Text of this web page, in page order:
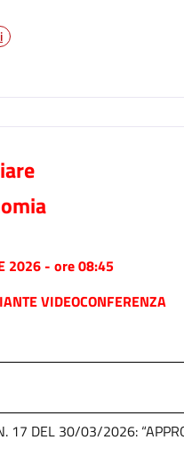
2026 - ore 08:45
VIDEOCONFERENZA
17 DEL 30/03/2026: